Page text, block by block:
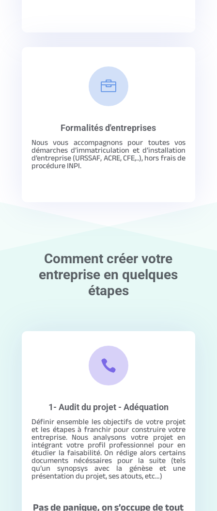

Formalités d'entreprises
Nous vous accompagnons pour toutes vos
démarches d’immatriculation et d’installation
d’entreprise (URSSAF, ACRE, CFE,..), hors frais de
procédure INPI.
Comment créer votre
entreprise en quelques
étapes

1- Audit du projet - Adéquation
Définir ensemble les objectifs de votre projet
et les étapes à franchir pour construire votre
entreprise. Nous analysons votre projet en
intégrant votre profil professionnel pour en
étudier la faisabilité. On rédige alors certains
documents nécéssaires pour la suite (tels
qu’un synopsys avec la génèse et une
présentation du projet, ses atouts, etc…)